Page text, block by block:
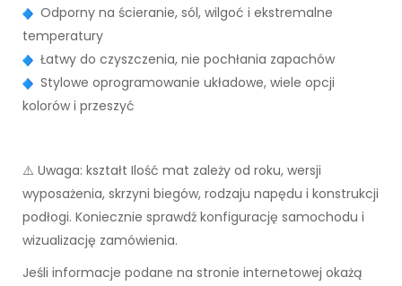
Odporny na ścieranie, sól, wilgoć i ekstremalne
temperatury
Łatwy do czyszczenia, nie pochłania zapachów
Stylowe oprogramowanie układowe, wiele opcji
kolorów i przeszyć
⚠️ Uwaga: kształt Ilość mat zależy od roku, wersji
wyposażenia, skrzyni biegów, rodzaju napędu i konstrukcji
podłogi. Koniecznie sprawdź konfigurację samochodu i
wizualizację zamówienia.
Jeśli informacje podane na stronie internetowej okażą